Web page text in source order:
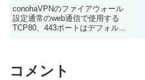
（OpenLiteSpeed）構築
conohaVPNのファイアウォール
設定通常のweb通信で使用する
TCP80、443ポートはデフォルト
サイトにTCP7080を使用する...
コメント